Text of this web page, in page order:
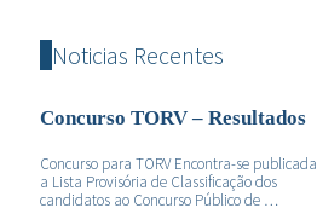
Noticias Recentes
Concurso TORV – Resultados
Concurso para TORV Encontra-se publicada
a Lista Provisória de Classificação dos
candidatos ao Concurso Público de …